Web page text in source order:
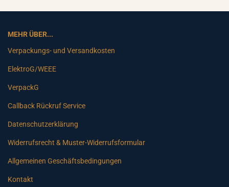
MEHR ÜBER...
Verpackungs- und Versandkosten
ElektroG/WEEE
VerpackG
Callback Rückruf Service
Datenschutzerklärung
Widerrufsrecht & Muster-Widerrufsformular
Allgemeinen Geschäftsbedingungen
Kontakt